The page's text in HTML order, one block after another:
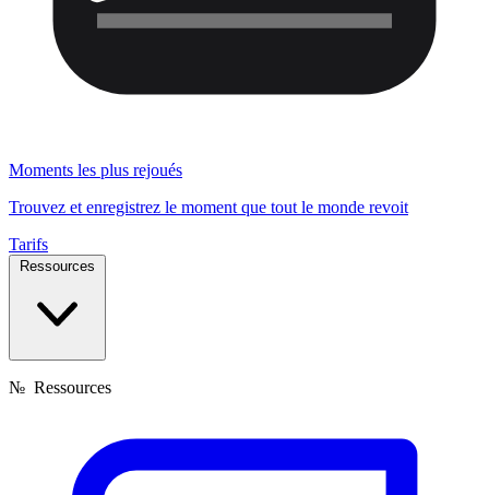
Moments les plus rejoués
Trouvez et enregistrez le moment que tout le monde revoit
Tarifs
Ressources
№ Ressources